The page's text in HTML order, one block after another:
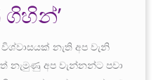
නැති අප වැනි
නැමුණු අප වැන්නන්ට පවා